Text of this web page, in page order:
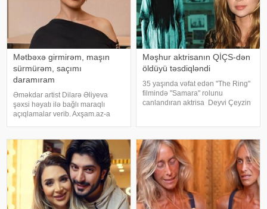
Mətbəxə girmirəm, maşın
sürmürəm, saçımı
daramıram
Əməkdar artist Dilarə Əliyeva
şəxsi həyatı ilə bağlı maraqlı
açıqlamalar verib. Axşam.az-a
avtomobil idarə etmədiyini deyib.
O, sürücü ilə hərəkə
Məşhur aktrisanın QİÇS-dən
öldüyü təsdiqləndi
35 yaşında vəfat edən "The Ring"
filmində "Samara" rolunu
canlandıran aktrisa Deyvi Çeyzin
İdarəsini